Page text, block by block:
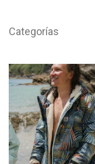
Categorías